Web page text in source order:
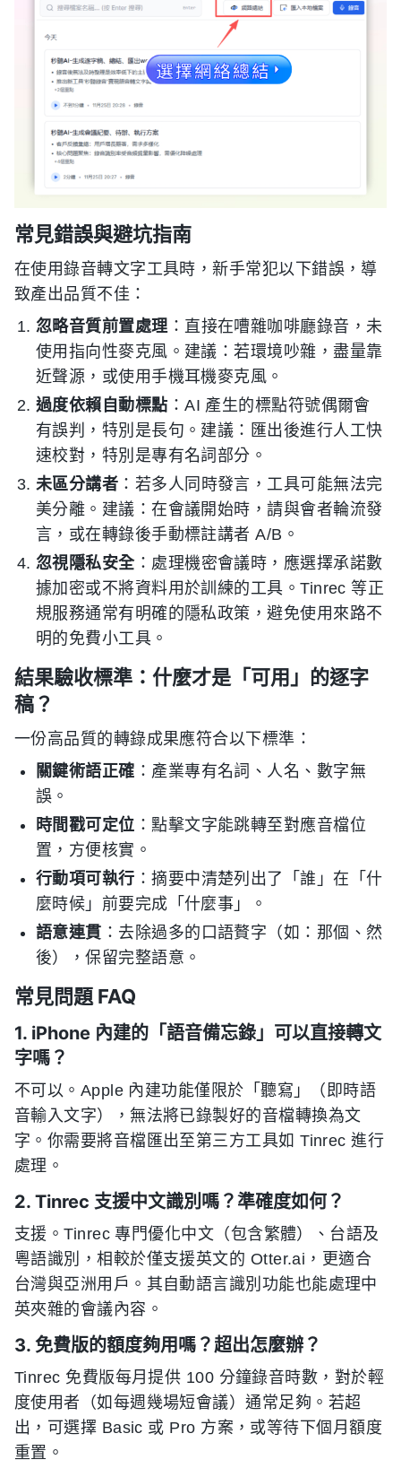
常見錯誤與避坑指南
在使用錄音轉文字工具時，新手常犯以下錯誤，導
致產出品質不佳：
忽略音質前置處理：直接在嘈雜咖啡廳錄音，未
使用指向性麥克風。建議：若環境吵雜，盡量靠
近聲源，或使用手機耳機麥克風。
過度依賴自動標點 ：AI 產生的標點符號偶爾會
有誤判，特別是長句。建議：匯出後進行人工快
速校對，特別是專有名詞部分。
未區分講者 ：若多人同時發言，工具可能無法完
美分離。建議：在會議開始時，請與會者輪流發
言，或在轉錄後手動標註講者 A/B。
忽視隱私安全：處理機密會議時，應選擇承諾數
據加密或不將資料用於訓練的工具。Tinrec 等正
規服務通常有明確的隱私政策，避免使用來路不
明的免費小工具。
結果驗收標準：什麼才是「可用」的逐字
稿？
一份高品質的轉錄成果應符合以下標準：
關鍵術語正確 ：產業專有名詞、人名、數字無
誤。
時間戳可定位 ：點擊文字能跳轉至對應音檔位
置，方便核實。
行動項可執行 ：摘要中清楚列出了「誰」在「什
麼時候」前要完成「什麼事」。
語意連貫 ：去除過多的口語贅字（如：那個、然
後），保留完整語意。
常見問題 FAQ
1. iPhone 內建的「語音備忘錄」可以直接轉文
字嗎？
不可以。Apple 內建功能僅限於「聽寫」（即時語
音輸入文字），無法將已錄製好的音檔轉換為文
字。你需要將音檔匯出至第三方工具如 Tinrec 進行
處理。
2. Tinrec 支援中文識別嗎？準確度如何？
支援。Tinrec 專門優化中文（包含繁體）、台語及
粵語識別，相較於僅支援英文的 Otter.ai，更適合
台灣與亞洲用戶。其自動語言識別功能也能處理中
英夾雜的會議內容。
3. 免費版的額度夠用嗎？超出怎麼辦？
Tinrec 免費版每月提供 100 分鐘錄音時數，對於輕
度使用者（如每週幾場短會議）通常足夠。若超
出，可選擇 Basic 或 Pro 方案，或等待下個月額度
重置。